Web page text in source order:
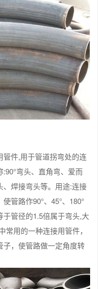
件,用于管道拐弯处的连
弯头、直角弯、爱而
焊接弯头等。用途:连接
管路作90°、45°、180°
管径的1.5倍属于弯头,大
用的一种连接用管件，
，使管路做一定角度转